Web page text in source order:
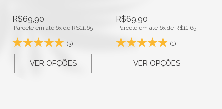
R$69,90
Parcele em até 6x de R$11,65
(3)
VER OPÇÕES
R$69,90
Parcele em até 6x de R$11,65
(1)
VER OPÇÕES